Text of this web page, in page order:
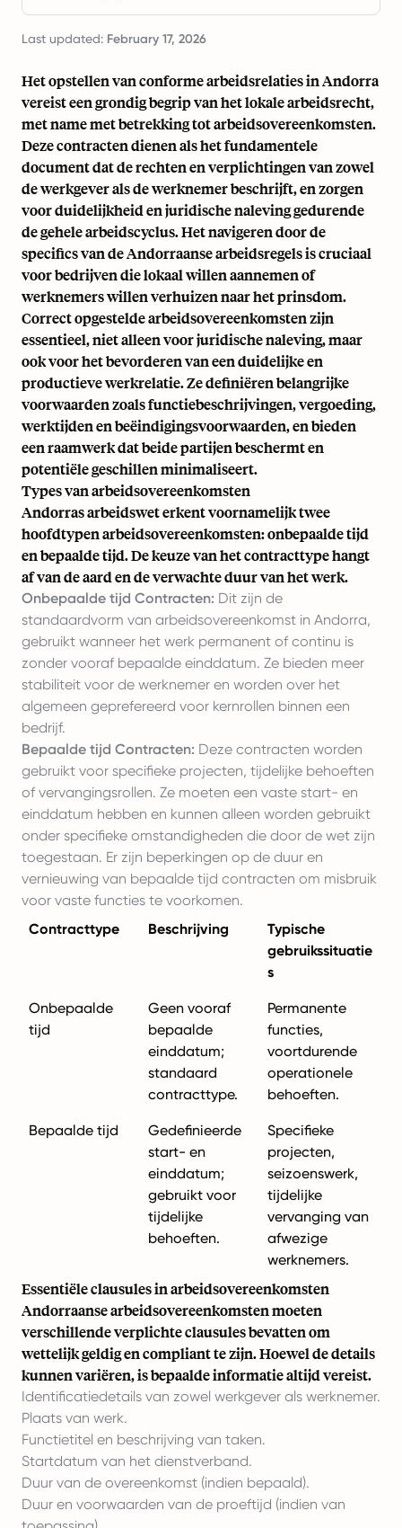
Last updated: February 17, 2026
Het opstellen van conforme arbeidsrelaties in Andorra
vereist een grondig begrip van het lokale arbeidsrecht,
met name met betrekking tot arbeidsovereenkomsten.
Deze contracten dienen als het fundamentele
document dat de rechten en verplichtingen van zowel
de werkgever als de werknemer beschrijft, en zorgen
voor duidelijkheid en juridische naleving gedurende
de gehele arbeidscyclus. Het navigeren door de
specifics van de Andorraanse arbeidsregels is cruciaal
voor bedrijven die lokaal willen aannemen of
werknemers willen verhuizen naar het prinsdom.
Correct opgestelde arbeidsovereenkomsten zijn
essentieel, niet alleen voor juridische naleving, maar
ook voor het bevorderen van een duidelijke en
productieve werkrelatie. Ze definiëren belangrijke
voorwaarden zoals functiebeschrijvingen, vergoeding,
werktijden en beëindigingsvoorwaarden, en bieden
een raamwerk dat beide partijen beschermt en
potentiële geschillen minimaliseert.
Types van arbeidsovereenkomsten
Andorras arbeidswet erkent voornamelijk twee
hoofdtypen arbeidsovereenkomsten: onbepaalde tijd
en bepaalde tijd. De keuze van het contracttype hangt
af van de aard en de verwachte duur van het werk.
Onbepaalde tijd Contracten: Dit zijn de
standaardvorm van arbeidsovereenkomst in Andorra,
gebruikt wanneer het werk permanent of continu is
zonder vooraf bepaalde einddatum. Ze bieden meer
stabiliteit voor de werknemer en worden over het
algemeen geprefereerd voor kernrollen binnen een
bedrijf.
Bepaalde tijd Contracten: Deze contracten worden
gebruikt voor specifieke projecten, tijdelijke behoeften
of vervangingsrollen. Ze moeten een vaste start- en
einddatum hebben en kunnen alleen worden gebruikt
onder specifieke omstandigheden die door de wet zijn
toegestaan. Er zijn beperkingen op de duur en
vernieuwing van bepaalde tijd contracten om misbruik
voor vaste functies te voorkomen.
Contracttype
Beschrijving
Typische
gebruikssituatie
s
Onbepaalde
tijd
Geen vooraf
bepaalde
einddatum;
standaard
contracttype.
Permanente
functies,
voortdurende
operationele
behoeften.
Bepaalde tijd
Gedefinieerde
start- en
einddatum;
gebruikt voor
tijdelijke
behoeften.
Specifieke
projecten,
seizoenswerk,
tijdelijke
vervanging van
afwezige
werknemers.
Essentiële clausules in arbeidsovereenkomsten
Andorraanse arbeidsovereenkomsten moeten
verschillende verplichte clausules bevatten om
wettelijk geldig en compliant te zijn. Hoewel de details
kunnen variëren, is bepaalde informatie altijd vereist.
Identificatiedetails van zowel werkgever als werknemer.
Plaats van werk.
Functietitel en beschrijving van taken.
Startdatum van het dienstverband.
Duur van de overeenkomst (indien bepaald).
Duur en voorwaarden van de proeftijd (indien van